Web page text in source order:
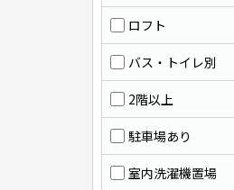
ロフト
バス・トイレ別
2階以上
駐車場あり
室内洗濯機置場